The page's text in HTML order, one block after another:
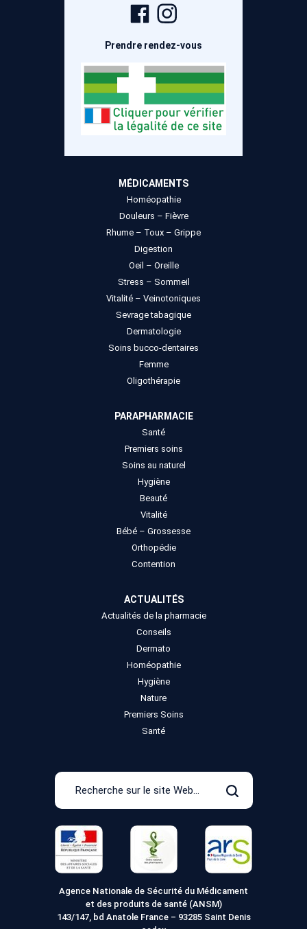
Page
Facebook
Prendre rendez-vous
MÉDICAMENTS
Homéopathie
Douleurs – Fièvre
Rhume – Toux – Grippe
Digestion
Oeil – Oreille
Stress – Sommeil
Vitalité – Veinotoniques
Sevrage tabagique
Dermatologie
Soins bucco-dentaires
Femme
Oligothérapie
PARAPHARMACIE
Santé
Premiers soins
Soins au naturel
Hygiène
Beauté
Vitalité
Bébé – Grossesse
Orthopédie
Contention
ACTUALITÉS
Actualités de la pharmacie
Conseils
Dermato
Homéopathie
Hygiène
Nature
Premiers Soins
Santé
Recherche
le
site
Web
Rechercher
Agence Nationale de Sécurité du Médicament
et des produits de santé (ANSM)
143/147, bd Anatole France – 93285 Saint Denis